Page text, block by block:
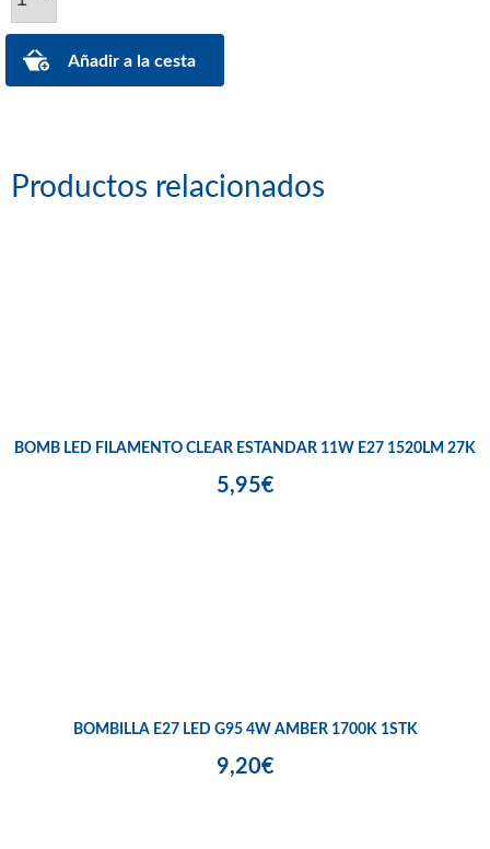
Productos relacionados
BOMB LED FILAMENTO CLEAR ESTANDAR 11W E27 1520LM 27K
5,95€
BOMBILLA E27 LED G95 4W AMBER 1700K 1STK
9,20€